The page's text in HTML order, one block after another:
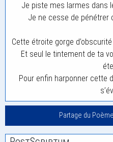
Je piste mes larmes dans
Je ne cesse de pénétrer
Cette étroite gorge
Et seul le tintement de ta
Pour enfin harponner cette
Partage du